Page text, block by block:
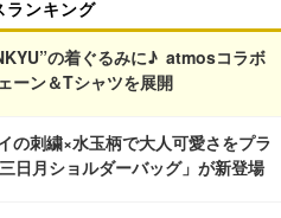
ランキング
の着ぐるみに♪ atmosコラボ
ーン＆Tシャツを展開
の刺繍×水玉柄で大人可愛さをプラ
日月ショルダーバッグ」が新登場